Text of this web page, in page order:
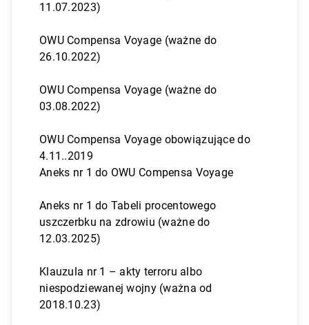
11.07.2023)
OWU Compensa Voyage (ważne do
26.10.2022)
OWU Compensa Voyage (ważne do
03.08.2022)
OWU Compensa Voyage obowiązujące do
4.11..2019
Aneks nr 1 do OWU Compensa Voyage
Aneks nr 1 do Tabeli procentowego
uszczerbku na zdrowiu (ważne do
12.03.2025)
Klauzula nr 1 – akty terroru albo
niespodziewanej wojny (ważna od
2018.10.23)